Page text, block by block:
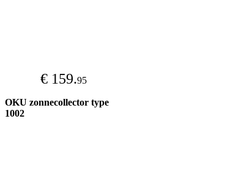
€ 159.95
OKU zonnecollector type
1002